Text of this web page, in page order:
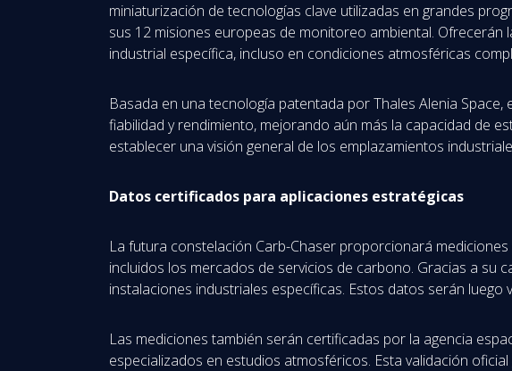
miniaturización de tecnologías clave utilizadas en grandes
sus 12 misiones europeas de monitoreo ambiental. Ofrecerán
industrial específica, incluso en condiciones atmosféricas
Basada en una tecnología patentada por Thales Alenia
fiabilidad y rendimiento, mejorando aún más la capacidad de
establecer una visión general de los emplazamientos
Datos certificados para aplicaciones estratégicas
La futura constelación Carb-Chaser proporcionará
incluidos los mercados de servicios de carbono. Gracias a su
instalaciones industriales específicas. Estos datos serán
Las mediciones también serán certificadas por la agencia
especializados en estudios atmosféricos. Esta validación